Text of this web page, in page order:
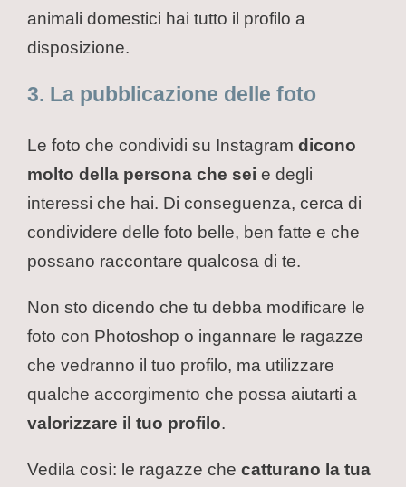
animali domestici hai tutto il profilo a
disposizione.
3. La pubblicazione delle foto
Le foto che condividi su Instagram dicono
molto della persona che sei e degli
interessi che hai. Di conseguenza, cerca di
condividere delle foto belle, ben fatte e che
possano raccontare qualcosa di te.
Non sto dicendo che tu debba modificare le
foto con Photoshop o ingannare le ragazze
che vedranno il tuo profilo, ma utilizzare
qualche accorgimento che possa aiutarti a
valorizzare il tuo profilo.
Vedila così: le ragazze che catturano la tua